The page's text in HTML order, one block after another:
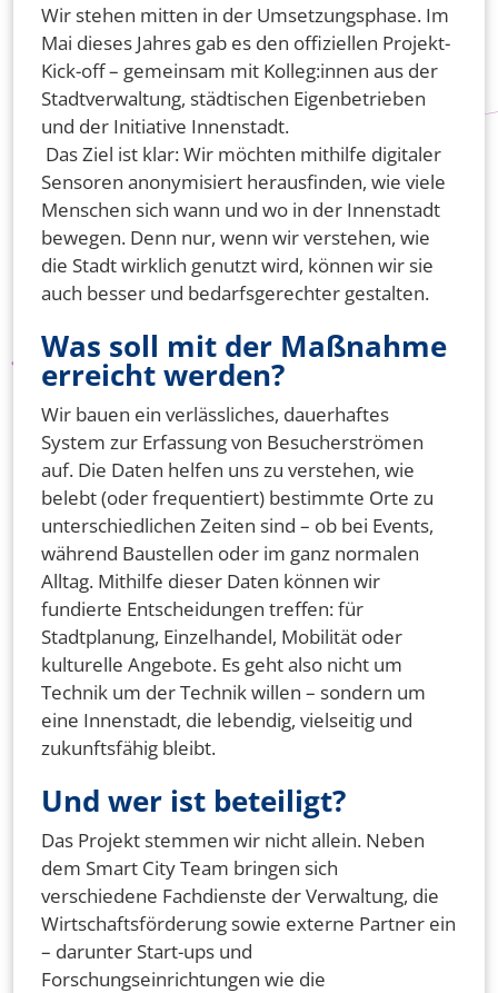
Wir stehen mitten in der Umsetzungsphase. Im
Mai dieses Jahres gab es den offiziellen Projekt-
Kick-off – gemeinsam mit Kolleg:innen aus der
Stadtverwaltung, städtischen Eigenbetrieben
und der Initiative Innenstadt.
Das Ziel ist klar: Wir möchten mithilfe digitaler
Sensoren anonymisiert herausfinden, wie viele
Menschen sich wann und wo in der Innenstadt
bewegen. Denn nur, wenn wir verstehen, wie
die Stadt wirklich genutzt wird, können wir sie
auch besser und bedarfsgerechter gestalten.
Was soll mit der Maßnahme
erreicht werden?
Wir bauen ein verlässliches, dauerhaftes
System zur Erfassung von Besucherströmen
auf. Die Daten helfen uns zu verstehen, wie
belebt (oder frequentiert) bestimmte Orte zu
unterschiedlichen Zeiten sind – ob bei Events,
während Baustellen oder im ganz normalen
Alltag. Mithilfe dieser Daten können wir
fundierte Entscheidungen treffen: für
Stadtplanung, Einzelhandel, Mobilität oder
kulturelle Angebote. Es geht also nicht um
Technik um der Technik willen – sondern um
eine Innenstadt, die lebendig, vielseitig und
zukunftsfähig bleibt.
Und wer ist beteiligt?
Das Projekt stemmen wir nicht allein. Neben
dem Smart City Team bringen sich
verschiedene Fachdienste der Verwaltung, die
Wirtschaftsförderung sowie externe Partner ein
– darunter Start-ups und
Forschungseinrichtungen wie die